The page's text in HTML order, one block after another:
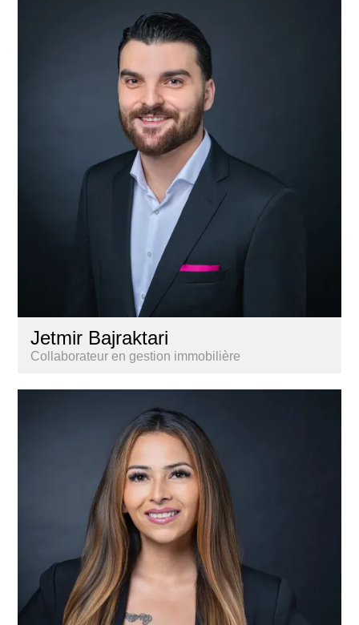
Jetmir Bajraktari
Collaborateur en gestion immobilière